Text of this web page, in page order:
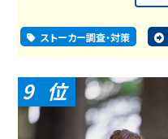
ストーカー調査・対策
9